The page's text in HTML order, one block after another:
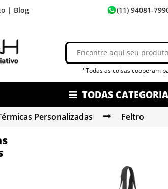
| Blog (11) 94081-
"Todas as coisas cooperam
TODAS
Personalizadas Feltro